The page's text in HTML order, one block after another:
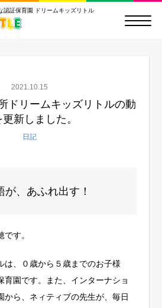
認証保育園 ドリームキッズリトル
2021.10.15
ドリームキッズリトルの動
新しました。
日記
、あふれ出す！
す。
は、０歳から５歳までのお子様
育園です。また、インターナショ
から、ネィティブの先生が、毎日